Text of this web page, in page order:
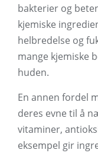
bakterier og
kjemiske
helbredelse og
mange kjemiske
huden.
En annen fordel
deres evne til å
vitaminer,
eksempel gir